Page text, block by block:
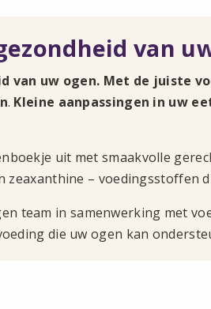
van
van uw ogen. Met de juiste
. Kleine aanpassingen in uw
uit met smaakvolle
– voedingsstoffen
team in samenwerking met
die uw ogen kan